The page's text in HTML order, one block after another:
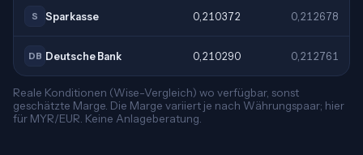
S Sparkasse 0,210372 0,212678
DB Deutsche Bank 0,210290 0,212761
Reale Konditionen (Wise-Vergleich) wo verfügbar, sonst
geschätzte Marge. Die Marge variiert je nach Währungspaar; hier
für MYR/EUR. Keine Anlageberatung.